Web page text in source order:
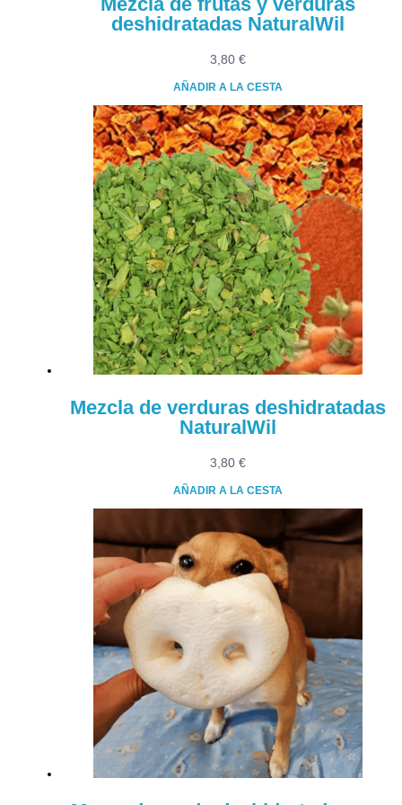
deshidratadas NaturalWil
3,80 €
AÑADIR A LA CESTA
Mezcla de verduras deshidratadas
NaturalWil
3,80 €
AÑADIR A LA CESTA